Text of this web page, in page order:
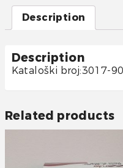
Description
Description
Kataloški broj:3017-
Related products